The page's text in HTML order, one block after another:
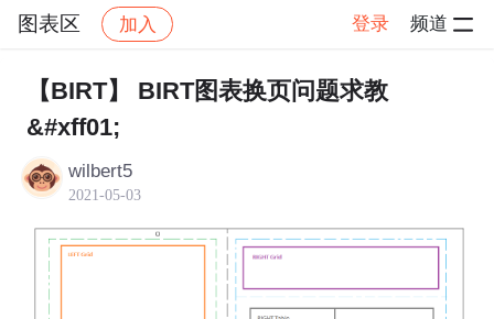
图表区 加入 登录 频道
社区 图表区 帖子详情
【BIRT】 BIRT图表换页问题求教
&#xff01;
wilbert5
2021-05-03